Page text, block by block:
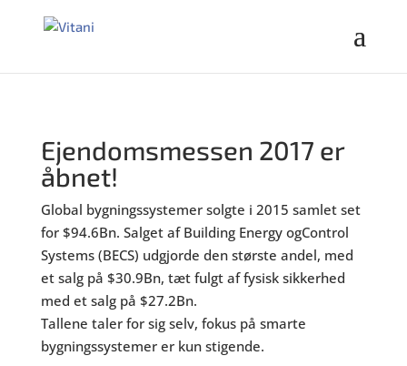
Ejendomsmessen 2017 er
åbnet!
Global bygningssystemer solgte i 2015 samlet set
for $94.6Bn. Salget af Building Energy ogControl
Systems (BECS) udgjorde den største andel, med
et salg på $30.9Bn, tæt fulgt af fysisk sikkerhed
med et salg på $27.2Bn.
Tallene taler for sig selv, fokus på smarte
bygningssystemer er kun stigende.